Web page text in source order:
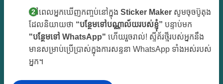
នៅពេលអ្នកឃើញកញ្ចប់នៅក្នុង Sticker Maker សូមចុចប៊ូតុង
ដែលនិយាយថា “បន្ថែមទៅបណ្ណាល័យរបស់ខ្ញុំ” បន្ទាប់មក
"បន្ថែមទៅ WhatsApp" ហើយរួចរាល់! ស្ទីគ័រថ្មីរបស់អ្នកនឹង
មានសម្រាប់ប្រើប្រាស់ក្នុងការសន្ទនា WhatsApp ទាំងអស់របស់
អ្នក។